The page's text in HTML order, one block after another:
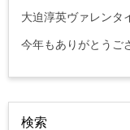
大迫淳英ヴァレンタ
今年もありがとうご
検索